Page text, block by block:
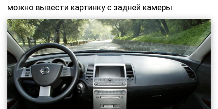
можно вывести картинку с задней камеры.